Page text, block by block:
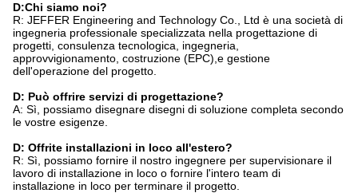
D:Chi siamo noi?
R: JEFFER Engineering and Technology Co., Ltd è una società di
ingegneria professionale specializzata nella progettazione di
progetti, consulenza tecnologica, ingegneria,
approvvigionamento, costruzione (EPC),e gestione
dell'operazione del progetto.
D: Può offrire servizi di progettazione?
A: Sì, possiamo disegnare disegni di soluzione completa secondo
le vostre esigenze.
D: Offrite installazioni in loco all'estero?
R: Sì, possiamo fornire il nostro ingegnere per supervisionare il
lavoro di installazione in loco o fornire l'intero team di
installazione in loco per terminare il progetto.